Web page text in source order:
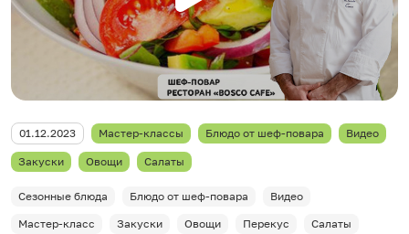
01.12.2023 Мастер-классы Блюдо от шеф-повара Видео
Закуски Овощи Салаты
Сезонные блюда Блюдо от шеф-повара
Видео
Мастер-класс
Закуски Овощи Перекус
Салаты